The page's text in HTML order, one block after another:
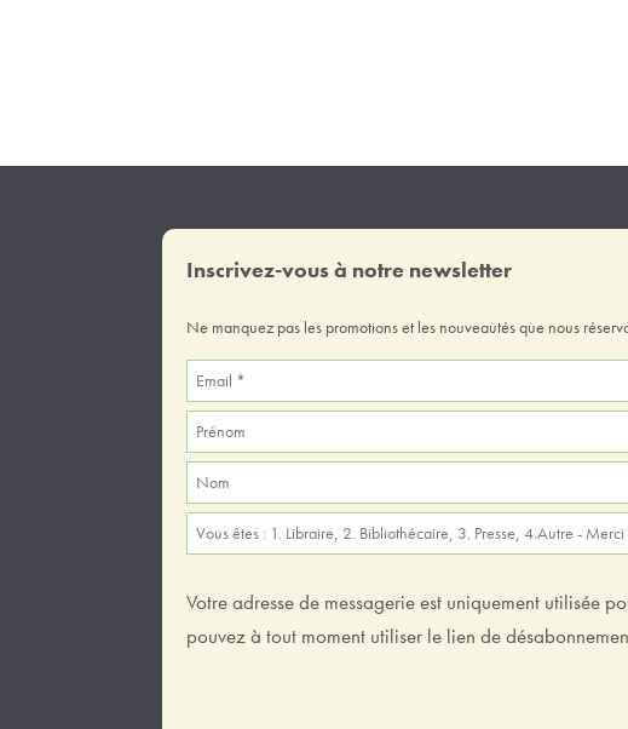
Inscrivez-vous à notre newsletter
Ne manquez pas les promotions et les nouveautés que nous
Votre adresse de messagerie est uniquement utilisée
pouvez à tout moment utiliser le lien de